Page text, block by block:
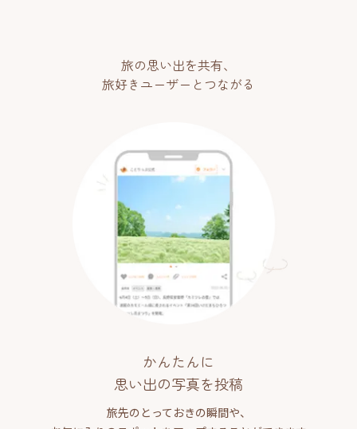
旅の思い出を共有、
旅好きユーザーとつながる
かんたんに
思い出の写真を投稿
旅先のとっておきの瞬間や、